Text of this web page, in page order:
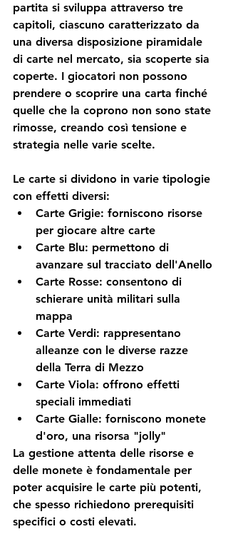
partita si sviluppa attraverso tre
capitoli, ciascuno caratterizzato da
una diversa disposizione piramidale
di carte nel mercato, sia scoperte sia
coperte. I giocatori non possono
prendere o scoprire una carta finché
quelle che la coprono non sono state
rimosse, creando così tensione e
strategia nelle varie scelte.
Le carte si dividono in varie tipologie
con effetti diversi:
Carte Grigie: forniscono risorse
per giocare altre carte
Carte Blu: permettono di
avanzare sul tracciato dell'Anello
Carte Rosse: consentono di
schierare unità militari sulla
mappa
Carte Verdi: rappresentano
alleanze con le diverse razze
della Terra di Mezzo
Carte Viola: offrono effetti
speciali immediati
Carte Gialle: forniscono monete
d'oro, una risorsa "jolly"
La gestione attenta delle risorse e
delle monete è fondamentale per
poter acquisire le carte più potenti,
che spesso richiedono prerequisiti
specifici o costi elevati.